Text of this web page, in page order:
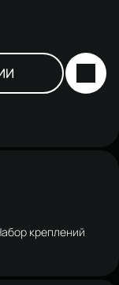
креплений